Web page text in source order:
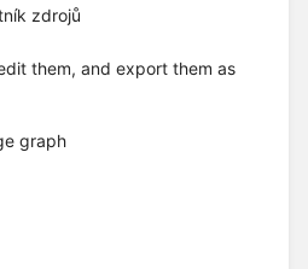
zdrojů
them, and export them as
graph